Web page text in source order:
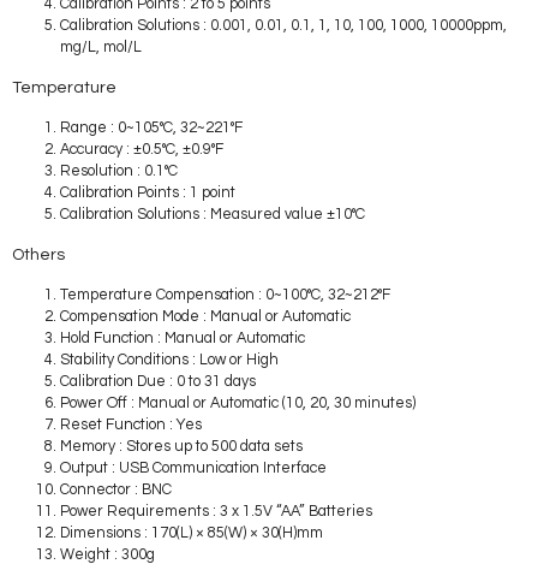
Calibration Points : 2 to 5 points
Calibration Solutions : 0.001, 0.01, 0.1, 1, 10, 100, 1000, 10000ppm,
mg/L, mol/L
Temperature
Range : 0~105°C, 32~221°F
Accuracy : ±0.5°C, ±0.9°F
Resolution : 0.1°C
Calibration Points : 1 point
Calibration Solutions : Measured value ±10°C
Others
Temperature Compensation : 0~100°C, 32~212°F
Compensation Mode : Manual or Automatic
Hold Function : Manual or Automatic
Stability Conditions : Low or High
Calibration Due : 0 to 31 days
Power Off : Manual or Automatic (10, 20, 30 minutes)
Reset Function : Yes
Memory : Stores up to 500 data sets
Output : USB Communication Interface
Connector : BNC
Power Requirements : 3 x 1.5V “AA” Batteries
Dimensions : 170(L) × 85(W) × 30(H)mm
Weight : 300g